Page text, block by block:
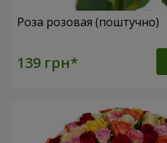
Роза розовая (поштучно)